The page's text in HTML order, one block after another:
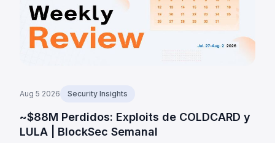
Aug 5 2026 Security Insights
~$88M Perdidos: Exploits de COLDCARD y
LULA | BlockSec Semanal